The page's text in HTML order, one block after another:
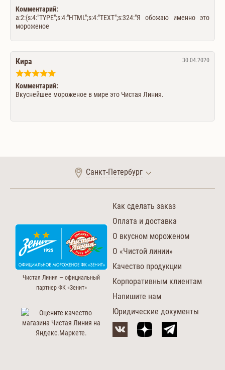
Комментарий:
a:2:{s:4:"TYPE";s:4:"HTML";s:4:"TEXT";s:324:"Я обожаю именно это
мороженое
30.04.2020
Кира
Комментарий:
Вкуснейшее мороженое в мире это Чистая Линия.
Санкт-Петербург
Чистая Линия — официальный
партнер ФК «Зенит»
Как сделать заказ
Оплата и доставка
О вкусном мороженом
О «Чистой линии»
Качество продукции
Корпоративным клиентам
Напишите нам
Юридические документы